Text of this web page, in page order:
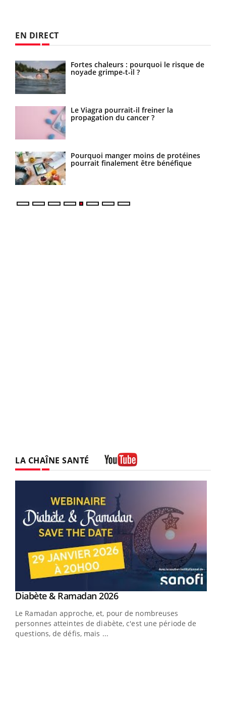
EN DIRECT
Fortes chaleurs : pourquoi le risque de
noyade grimpe-t-il ?
Le Viagra pourrait-il freiner la
propagation du cancer ?
Pourquoi manger moins de protéines
pourrait finalement être bénéfique
LA CHAÎNE SANTÉ
Youtube
Diabète & Ramadan 2026Youtube
Le Ramadan approche, et, pour de nombreuses
personnes atteintes de diabète, c'est une période de
questions, de défis, mais ...